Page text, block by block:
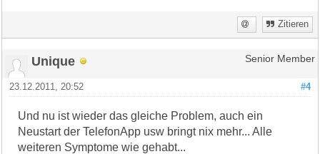
Zitieren
Unique Senior Member
#4
23.12.2011, 20:52
Und nu ist wieder das gleiche Problem, auch ein
Neustart der TelefonApp usw bringt nix mehr... Alle
weiteren Symptome wie gehabt...